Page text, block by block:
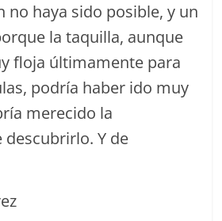
no haya sido posible, y un
la taquilla, aunque
floja últimamente para
podría haber ido muy
merecido la
Y de